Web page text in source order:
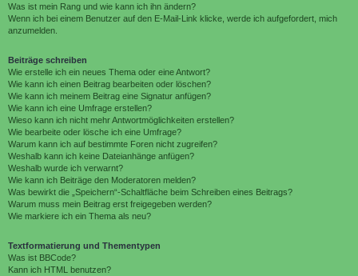
Was ist mein Rang und wie kann ich ihn ändern?
Wenn ich bei einem Benutzer auf den E-Mail-Link klicke, werde ich aufgefordert, mich
anzumelden.
Beiträge schreiben
Wie erstelle ich ein neues Thema oder eine Antwort?
Wie kann ich einen Beitrag bearbeiten oder löschen?
Wie kann ich meinem Beitrag eine Signatur anfügen?
Wie kann ich eine Umfrage erstellen?
Wieso kann ich nicht mehr Antwortmöglichkeiten erstellen?
Wie bearbeite oder lösche ich eine Umfrage?
Warum kann ich auf bestimmte Foren nicht zugreifen?
Weshalb kann ich keine Dateianhänge anfügen?
Weshalb wurde ich verwarnt?
Wie kann ich Beiträge den Moderatoren melden?
Was bewirkt die „Speichern“-Schaltfläche beim Schreiben eines Beitrags?
Warum muss mein Beitrag erst freigegeben werden?
Wie markiere ich ein Thema als neu?
Textformatierung und Thementypen
Was ist BBCode?
Kann ich HTML benutzen?